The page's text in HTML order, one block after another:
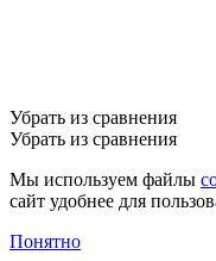
Убрать из сравнения
Убрать из сравнения
Мы используем файлы
сайт удобнее для
Понятно